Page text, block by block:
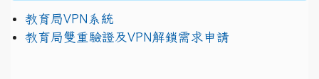
教育局VPN系統
教育局雙重驗證及VPN解鎖需求申請